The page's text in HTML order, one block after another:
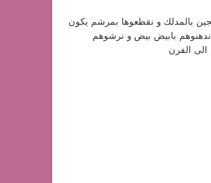
بالمدلك و نقطعوها بمرشم يكون
بابيض بيض و نرشوهم
الى الفرن